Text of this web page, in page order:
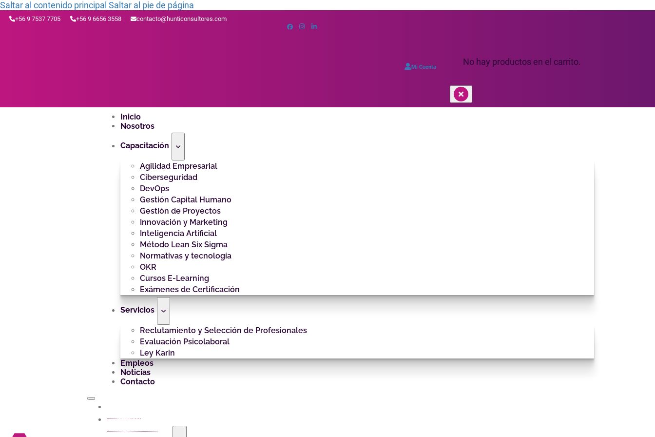
Saltar al contenido principal Saltar al pie de página
+56 9 7537 7705 +56 9 6656 3558 contacto@hunticonsultores.com
Mi Cuenta No hay productos en el carrito.
Inicio
Nosotros
Capacitación
Agilidad Empresarial
Ciberseguridad
DevOps
Gestión Capital Humano
Gestión de Proyectos
Innovación y Marketing
Inteligencia Artificial
Método Lean Six Sigma
Normativas y tecnología
OKR
Cursos E-Learning
Exámenes de Certificación
Servicios
Reclutamiento y Selección de Profesionales
Evaluación Psicolaboral
Ley Karin
Empleos
Noticias
Contacto
Nosotros